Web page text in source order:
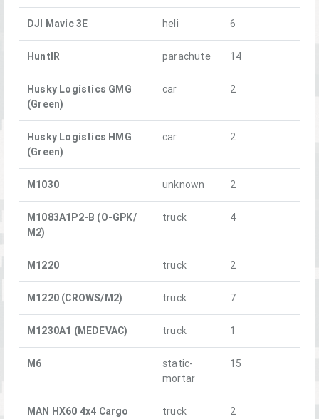
DJI Mavic 3E heli 6
HuntIR parachute 14
Husky Logistics GMG
(Green)
car 2
Husky Logistics HMG
(Green)
car 2
M1030 unknown 2
M1083A1P2-B (O-GPK/
М2)
truck 4
M1220 truck 2
M1220 (CROWS/M2) truck 7
M1230A1 (MEDEVAC) truck 1
M6
static-
mortar
15
MAN HX60 4x4 Cargo
truck 2